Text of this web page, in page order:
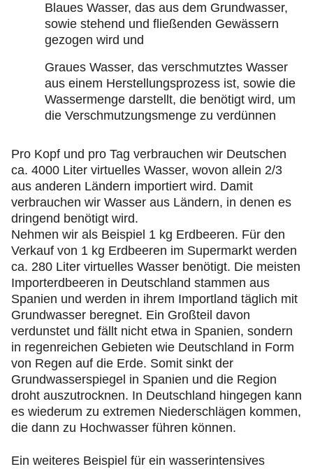
Blaues Wasser, das aus dem Grundwasser,
sowie stehend und fließenden Gewässern
gezogen wird und
Graues Wasser, das verschmutztes Wasser
aus einem Herstellungsprozess ist, sowie die
Wassermenge darstellt, die benötigt wird, um
die Verschmutzungsmenge zu verdünnen
Pro Kopf und pro Tag verbrauchen wir Deutschen
ca. 4000 Liter virtuelles Wasser, wovon allein 2/3
aus anderen Ländern importiert wird. Damit
verbrauchen wir Wasser aus Ländern, in denen es
dringend benötigt wird.
Nehmen wir als Beispiel 1 kg Erdbeeren. Für den
Verkauf von 1 kg Erdbeeren im Supermarkt werden
ca. 280 Liter virtuelles Wasser benötigt. Die meisten
Importerdbeeren in Deutschland stammen aus
Spanien und werden in ihrem Importland täglich mit
Grundwasser beregnet. Ein Großteil davon
verdunstet und fällt nicht etwa in Spanien, sondern
in regenreichen Gebieten wie Deutschland in Form
von Regen auf die Erde. Somit sinkt der
Grundwasserspiegel in Spanien und die Region
droht auszutrocknen. In Deutschland hingegen kann
es wiederum zu extremen Niederschlägen kommen,
die dann zu Hochwasser führen können.
Ein weiteres Beispiel für ein wasserintensives